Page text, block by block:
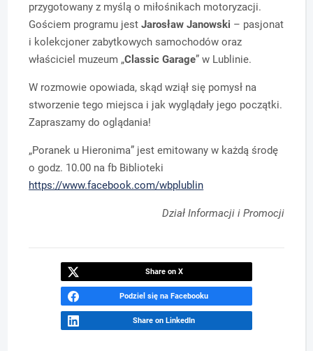
przygotowany z myślą o miłośnikach motoryzacji.
Gościem programu jestJarosław Janowski – pasjonat
i kolekcjoner zabytkowych samochodów oraz
właściciel muzeum „Classic Garage” w Lublinie.
W rozmowie opowiada, skąd wziął się pomysł na
stworzenie tego miejsca i jak wyglądały jego początki.
Zapraszamy do oglądania!
„Poranek u Hieronima” jest emitowany w każdą środę
o godz. 10.00 na fb Biblioteki
https://www.facebook.com/wbplublin
Dział Informacji i Promocji
Share on X
Podziel się na Facebooku
Share on LinkedIn